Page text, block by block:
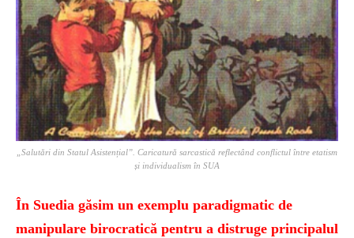
„Salutări din Statul Asistențial”. Caricatură sarcastică reflectând conflictul între etatism
și individualism în SUA
În Suedia găsim un exemplu paradigmatic de
manipulare birocratică pentru a distruge principalul